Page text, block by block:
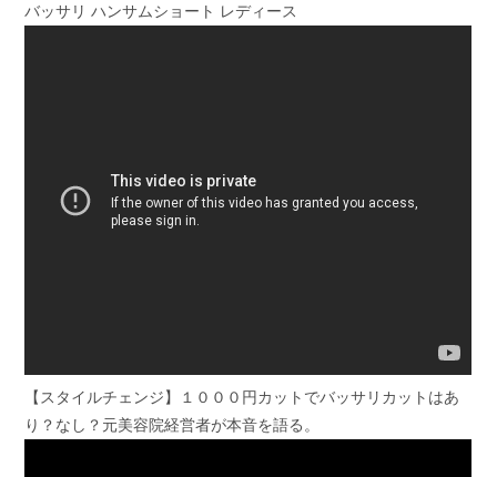
バッサリ ハンサムショート レディース
【スタイルチェンジ】１０００円カットでバッサリカットはあ
り？なし？元美容院経営者が本音を語る。